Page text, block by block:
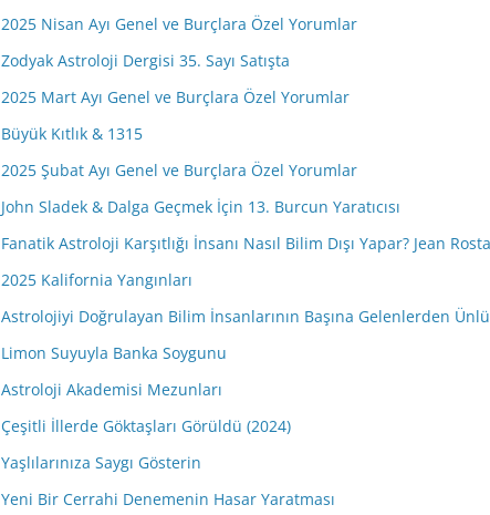
2025 Nisan Ayı Genel ve Burçlara Özel Yorumlar
Zodyak Astroloji Dergisi 35. Sayı Satışta
2025 Mart Ayı Genel ve Burçlara Özel Yorumlar
Büyük Kıtlık & 1315
2025 Şubat Ayı Genel ve Burçlara Özel Yorumlar
John Sladek & Dalga Geçmek İçin 13. Burcun Yaratıcısı
Fanatik Astroloji Karşıtlığı İnsanı Nasıl Bilim Dışı Yapar? Jean
2025 Kalifornia Yangınları
Astrolojiyi Doğrulayan Bilim İnsanlarının Başına Gelenlerden
Limon Suyuyla Banka Soygunu
Astroloji Akademisi Mezunları
Çeşitli İllerde Göktaşları Görüldü (2024)
Yaşlılarınıza Saygı Gösterin
Yeni Bir Cerrahi Denemenin Hasar Yaratması